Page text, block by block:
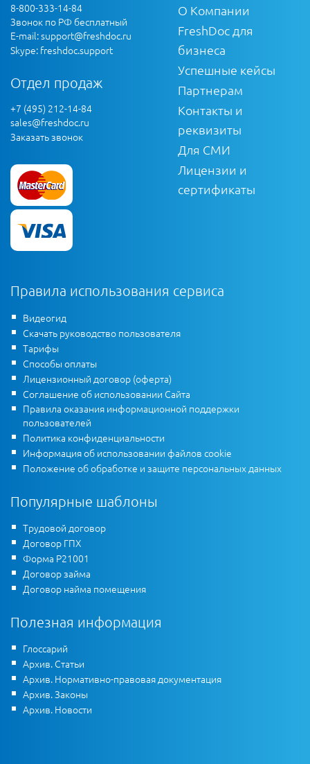
8-800-333-14-84
Звонок по РФ бесплатный
E-mail:support@freshdoc.ru
Skype: freshdoc.support
Отдел продаж
+7 (495) 212-14-84
sales@freshdoc.ru
Заказать звонок
О Компании
FreshDoc для
бизнеса
Успешные кейсы
Партнерам
Контакты и
реквизиты
Для СМИ
Лицензии и
сертификаты
Правила использования сервиса
Видеогид
Скачать руководство пользователя
Тарифы
Способы оплаты
Лицензионный договор (оферта)
Соглашение об использовании Сайта
Правила оказания информационной поддержки
пользователей
Политика конфиденциальности
Информация об использовании файлов cookie
Положение об обработке и защите персональных данных
Популярные шаблоны
Трудовой договор
Договор ГПХ
Форма Р21001
Договор займа
Договор найма помещения
Полезная информация
Глоссарий
Архив. Статьи
Архив. Нормативно-правовая документация
Архив. Законы
Архив. Новости